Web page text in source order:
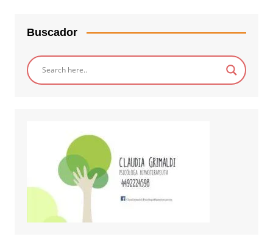
Buscador